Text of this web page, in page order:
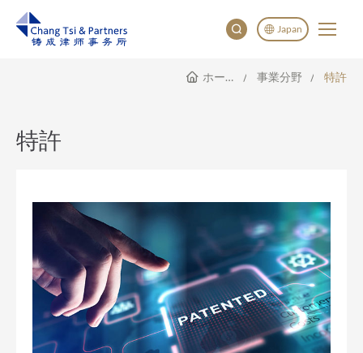
Japan
English
ホームページ 事業分野 特許
特許